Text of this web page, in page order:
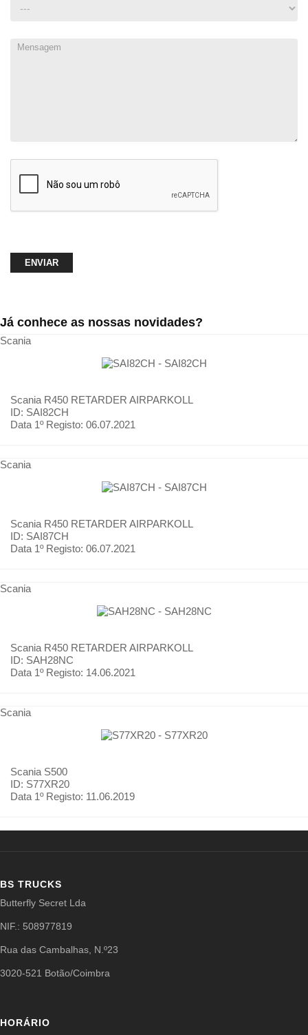
Já conhece as nossas novidades?
Scania
Scania R450 RETARDER AIRPARKOLL
ID: SAI82CH
Data 1º Registo: 06.07.2021
Scania
Scania R450 RETARDER AIRPARKOLL
ID: SAI87CH
Data 1º Registo: 06.07.2021
Scania
Scania R450 RETARDER AIRPARKOLL
ID: SAH28NC
Data 1º Registo: 14.06.2021
Scania
Scania S500
ID: S77XR20
Data 1º Registo: 11.06.2019
BS TRUCKS
Butterfly Secret Lda
NIF.: 508977819
Rua das Cambalhas, N.º23
3020-521 Botão/Coimbra
HORÁRIO